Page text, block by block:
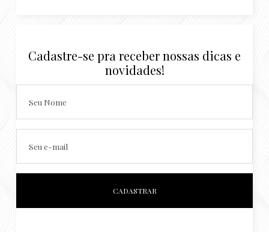
Cadastre-se pra receber nossas dicas e
novidades!
Seu Nome
Seu e-mail